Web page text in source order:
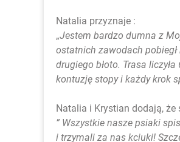
Natalia przyznaje :
„Jestem bardzo dumna z
ostatnich zawodach
drugiego błoto. Trasa
kontuzję stopy i każdy krok
Natalia i Krystian dodają,
” Wszystkie nasze psiaki
i trzymali za nas kciuki!